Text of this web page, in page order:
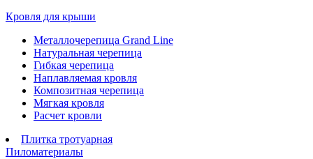
Кровля для крыши
Металлочерепица Grand Line
Натуральная черепица
Гибкая черепица
Наплавляемая кровля
Композитная черепица
Мягкая кровля
Расчет кровли
Плитка тротуарная
Пиломатериалы